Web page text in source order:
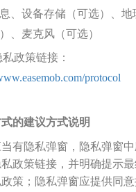
、设备存储（可选）、地
、麦克风（可选）
政策链接：
protocol
的建议方式说明
有隐私弹窗，隐私弹窗
政策链接，并明确提示
策；隐私弹窗应提供同